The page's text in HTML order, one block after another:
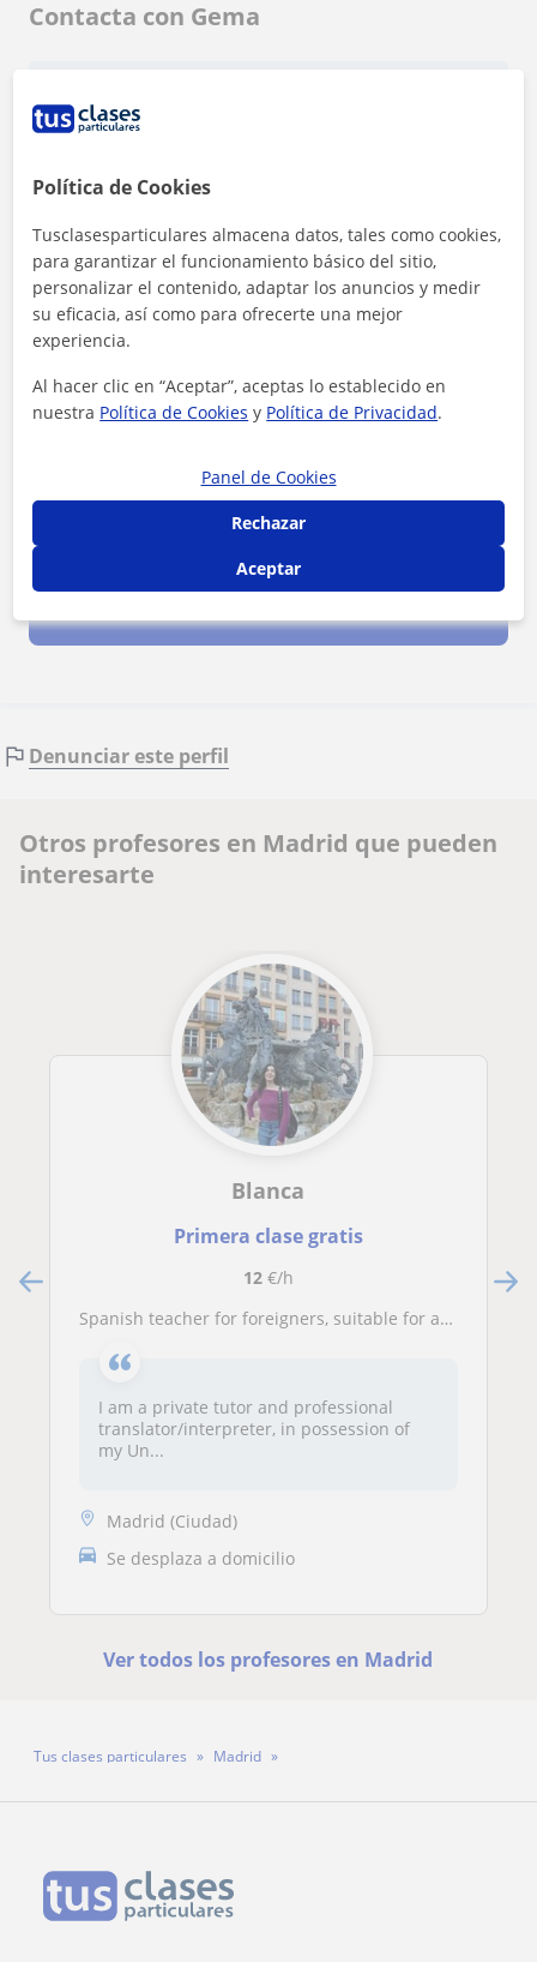
Contacta con Gema
1ª clase gratis
Al hacer clic, aceptas nuestro
Denunciar este perfil
Otros profesores en Madrid que pueden
interesarte
Blanca
Primera clase gratis
12€/h
Spanish teacher for foreigners, suitable for all ages and levels. Tracking of specialized DELE books and pedagogy
I am a private tutor and professional
translator/interpreter, in possession of
my Un...
Madrid (Ciudad)
Se desplaza a domicilio
Ver todos los profesores en Madrid
Tus clases particulares
Madrid
Política de Cookies
Tusclasesparticulares almacena datos, tales como cookies,
para garantizar el funcionamiento básico del sitio,
personalizar el contenido, adaptar los anuncios y medir
su eficacia, así como para ofrecerte una mejor
experiencia.
Al hacer clic en “Aceptar”, aceptas lo establecido en
nuestra Política de Cookies y Política de Privacidad.
Panel de Cookies
Rechazar
Aceptar